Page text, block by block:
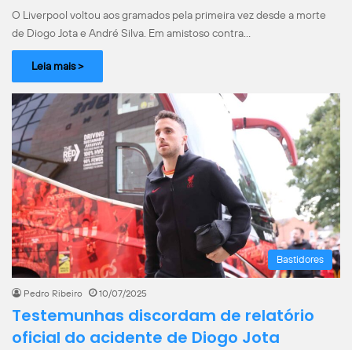
O Liverpool voltou aos gramados pela primeira vez desde a morte
de Diogo Jota e André Silva. Em amistoso contra…
Leia mais >
Bastidores
Pedro Ribeiro 10/07/2025
Testemunhas discordam de relatório
oficial do acidente de Diogo Jota